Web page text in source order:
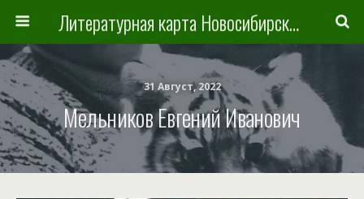
Литературная карта Новосибирска и Новосибирской области
31 Август, 2022
Мельников Евгений Иванович